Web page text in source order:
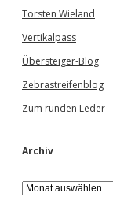
Torsten Wieland
Vertikalpass
Übersteiger-Blog
Zebrastreifenblog
Zum runden Leder
Archiv
A
r